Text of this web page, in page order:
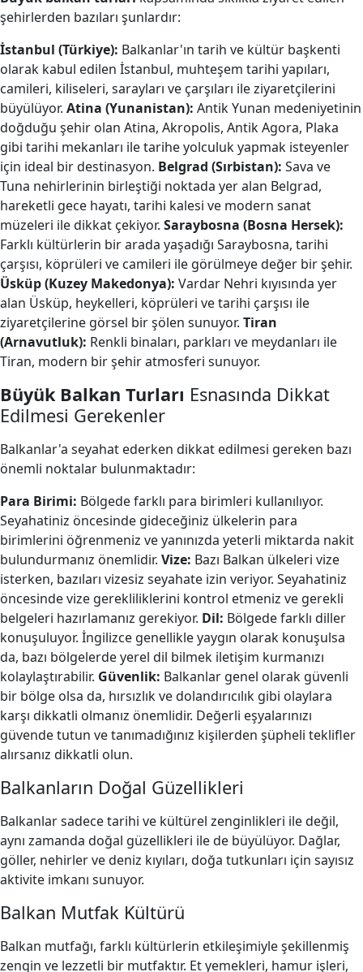
şehirlerden bazıları şunlardır:
İstanbul (Türkiye): Balkanlar'ın tarih ve kültür başkenti
olarak kabul edilen İstanbul, muhteşem tarihi yapıları,
camileri, kiliseleri, sarayları ve çarşıları ile ziyaretçilerini
büyülüyor. Atina (Yunanistan): Antik Yunan medeniyetinin
doğduğu şehir olan Atina, Akropolis, Antik Agora, Plaka
gibi tarihi mekanları ile tarihe yolculuk yapmak isteyenler
için ideal bir destinasyon. Belgrad (Sırbistan): Sava ve
Tuna nehirlerinin birleştiği noktada yer alan Belgrad,
hareketli gece hayatı, tarihi kalesi ve modern sanat
müzeleri ile dikkat çekiyor. Saraybosna (Bosna Hersek):
Farklı kültürlerin bir arada yaşadığı Saraybosna, tarihi
çarşısı, köprüleri ve camileri ile görülmeye değer bir şehir.
Üsküp (Kuzey Makedonya): Vardar Nehri kıyısında yer
alan Üsküp, heykelleri, köprüleri ve tarihi çarşısı ile
ziyaretçilerine görsel bir şölen sunuyor. Tiran
(Arnavutluk): Renkli binaları, parkları ve meydanları ile
Tiran, modern bir şehir atmosferi sunuyor.
Büyük Balkan Turları Esnasında Dikkat
Edilmesi Gerekenler
Balkanlar'a seyahat ederken dikkat edilmesi gereken bazı
önemli noktalar bulunmaktadır:
Para Birimi: Bölgede farklı para birimleri kullanılıyor.
Seyahatiniz öncesinde gideceğiniz ülkelerin para
birimlerini öğrenmeniz ve yanınızda yeterli miktarda nakit
bulundurmanız önemlidir. Vize: Bazı Balkan ülkeleri vize
isterken, bazıları vizesiz seyahate izin veriyor. Seyahatiniz
öncesinde vize gerekliliklerini kontrol etmeniz ve gerekli
belgeleri hazırlamanız gerekiyor. Dil: Bölgede farklı diller
konuşuluyor. İngilizce genellikle yaygın olarak konuşulsa
da, bazı bölgelerde yerel dil bilmek iletişim kurmanızı
kolaylaştırabilir. Güvenlik: Balkanlar genel olarak güvenli
bir bölge olsa da, hırsızlık ve dolandırıcılık gibi olaylara
karşı dikkatli olmanız önemlidir. Değerli eşyalarınızı
güvende tutun ve tanımadığınız kişilerden şüpheli teklifler
alırsanız dikkatli olun.
Balkanların Doğal Güzellikleri
Balkanlar sadece tarihi ve kültürel zenginlikleri ile değil,
aynı zamanda doğal güzellikleri ile de büyülüyor. Dağlar,
göller, nehirler ve deniz kıyıları, doğa tutkunları için sayısız
aktivite imkanı sunuyor.
Balkan Mutfak Kültürü
Balkan mutfağı, farklı kültürlerin etkileşimiyle şekillenmiş
zengin ve lezzetli bir mutfaktır. Et yemekleri, hamur işleri,